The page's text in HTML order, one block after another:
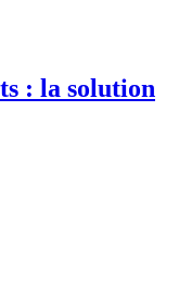
: la solution